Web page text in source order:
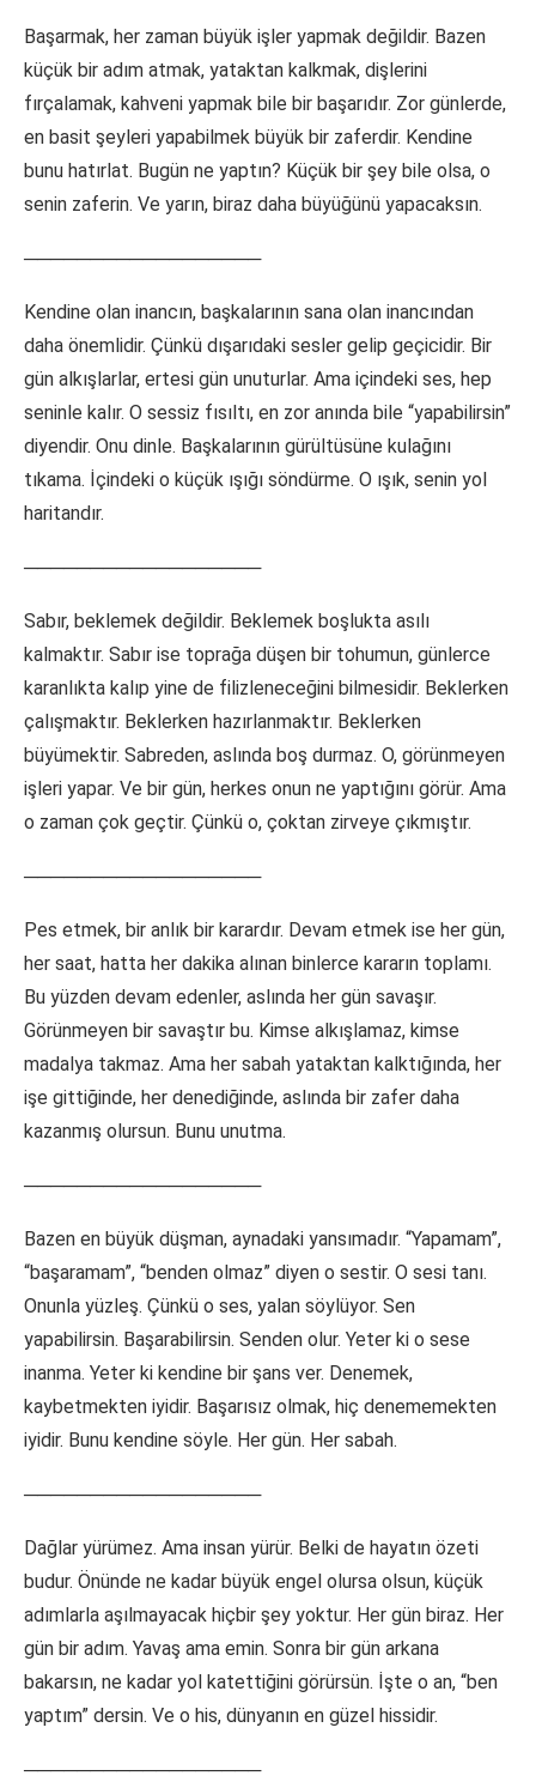
Başarmak, her zaman büyük işler yapmak değildir. Bazen
küçük bir adım atmak, yataktan kalkmak, dişlerini
fırçalamak, kahveni yapmak bile bir başarıdır. Zor günlerde,
en basit şeyleri yapabilmek büyük bir zaferdir. Kendine
bunu hatırlat. Bugün ne yaptın? Küçük bir şey bile olsa, o
senin zaferin. Ve yarın, biraz daha büyüğünü yapacaksın.
──────────────────
Kendine olan inancın, başkalarının sana olan inancından
daha önemlidir. Çünkü dışarıdaki sesler gelip geçicidir. Bir
gün alkışlarlar, ertesi gün unuturlar. Ama içindeki ses, hep
seninle kalır. O sessiz fısıltı, en zor anında bile “yapabilirsin”
diyendir. Onu dinle. Başkalarının gürültüsüne kulağını
tıkama. İçindeki o küçük ışığı söndürme. O ışık, senin yol
haritandır.
──────────────────
Sabır, beklemek değildir. Beklemek boşlukta asılı
kalmaktır. Sabır ise toprağa düşen bir tohumun, günlerce
karanlıkta kalıp yine de filizleneceğini bilmesidir. Beklerken
çalışmaktır. Beklerken hazırlanmaktır. Beklerken
büyümektir. Sabreden, aslında boş durmaz. O, görünmeyen
işleri yapar. Ve bir gün, herkes onun ne yaptığını görür. Ama
o zaman çok geçtir. Çünkü o, çoktan zirveye çıkmıştır.
──────────────────
Pes etmek, bir anlık bir karardır. Devam etmek ise her gün,
her saat, hatta her dakika alınan binlerce kararın toplamı.
Bu yüzden devam edenler, aslında her gün savaşır.
Görünmeyen bir savaştır bu. Kimse alkışlamaz, kimse
madalya takmaz. Ama her sabah yataktan kalktığında, her
işe gittiğinde, her denediğinde, aslında bir zafer daha
kazanmış olursun. Bunu unutma.
──────────────────
Bazen en büyük düşman, aynadaki yansımadır. “Yapamam”,
“başaramam”, “benden olmaz” diyen o sestir. O sesi tanı.
Onunla yüzleş. Çünkü o ses, yalan söylüyor. Sen
yapabilirsin. Başarabilirsin. Senden olur. Yeter ki o sese
inanma. Yeter ki kendine bir şans ver. Denemek,
kaybetmekten iyidir. Başarısız olmak, hiç denememekten
iyidir. Bunu kendine söyle. Her gün. Her sabah.
──────────────────
Dağlar yürümez. Ama insan yürür. Belki de hayatın özeti
budur. Önünde ne kadar büyük engel olursa olsun, küçük
adımlarla aşılmayacak hiçbir şey yoktur. Her gün biraz. Her
gün bir adım. Yavaş ama emin. Sonra bir gün arkana
bakarsın, ne kadar yol katettiğini görürsün. İşte o an, “ben
yaptım” dersin. Ve o his, dünyanın en güzel hissidir.
──────────────────